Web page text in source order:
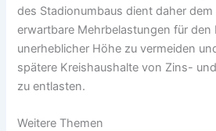
des Stadionumbaus dient daher
erwartbare Mehrbelastungen für
unerheblicher Höhe zu vermeiden
spätere Kreishaushalte von Zins-
zu entlasten.
Weitere Themen